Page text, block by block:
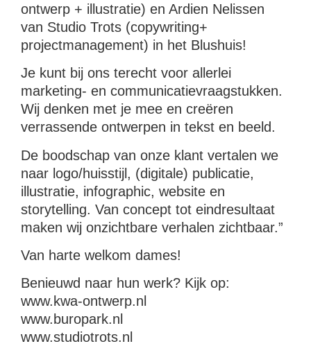
ontwerp + illustratie) en Ardien Nelissen
van Studio Trots (copywriting+
projectmanagement) in het Blushuis!
Je kunt bij ons terecht voor allerlei
marketing- en communicatievraagstukken.
Wij denken met je mee en creëren
verrassende ontwerpen in tekst en beeld.
De boodschap van onze klant vertalen we
naar logo/huisstijl, (digitale) publicatie,
illustratie, infographic, website en
storytelling. Van concept tot eindresultaat
maken wij onzichtbare verhalen zichtbaar.”
Van harte welkom dames!
Benieuwd naar hun werk? Kijk op:
www.kwa-ontwerp.nl
www.buropark.nl
www.studiotrots.nl